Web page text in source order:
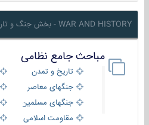
WAR AND HISTORY - بخش جنگ و تاریخ
مباحث جامع نظامی
تاریخ و تمدن
جنگهای معاصر
جنگهای مسلمین
مقاومت اسلامی